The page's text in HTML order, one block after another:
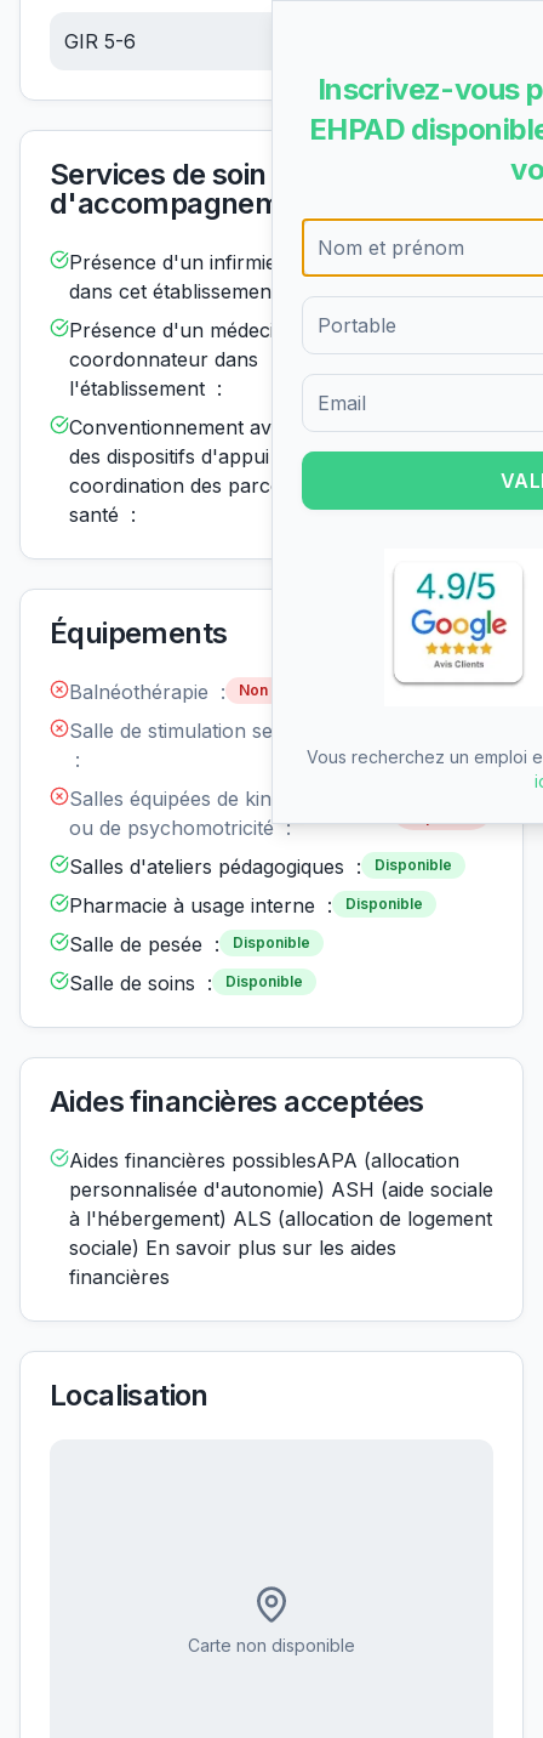
GIR 5-6
Services de soin et
d'accompagnement
Présence d'un infirmier de nuit
dans cet établissement :
Disponible
Présence d'un médecin
coordonnateur dans
l'établissement :
Conventionnement avec un ou
des dispositifs d'appui à la
coordination des parcours de
santé :
Équipements
Balnéothérapie : Non disponible
Salle de stimulation sensorielle
:
disponible
Salles équipées de kinésithérapie
ou de psychomotricité :
Salles d'ateliers pédagogiques : Disponible
Pharmacie à usage interne : Disponible
Salle de pesée : Disponible
Salle de soins : Disponible
Aides financières acceptées
Aides financières possiblesAPA (allocation
personnalisée d'autonomie) ASH (aide sociale
à l'hébergement) ALS (allocation de logement
sociale) En savoir plus sur les aides
financières
Localisation
Carte non disponible
Inscrivez-vous
EHPAD
Formulaire d'inscription pour
Vous recherchez un emploi